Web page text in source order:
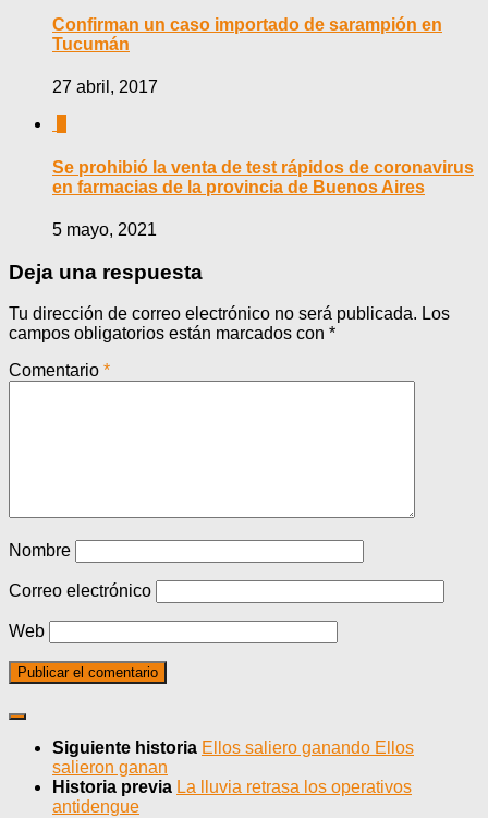
Confirman un caso importado de sarampión en
Tucumán
27 abril, 2017
Se prohibió la venta de test rápidos de coronavirus
en farmacias de la provincia de Buenos Aires
5 mayo, 2021
Deja una respuesta
Tu dirección de correo electrónico no será publicada. Los
campos obligatorios están marcados con *
Comentario *
Nombre
Correo electrónico
Web
Siguiente historia Ellos saliero ganando Ellos
salieron ganan
Historia previa La lluvia retrasa los operativos
antidengue